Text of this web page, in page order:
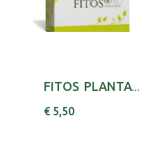
FITOS PLANTAS CHA N3 RINS BEXIGA 100G
€ 5,50